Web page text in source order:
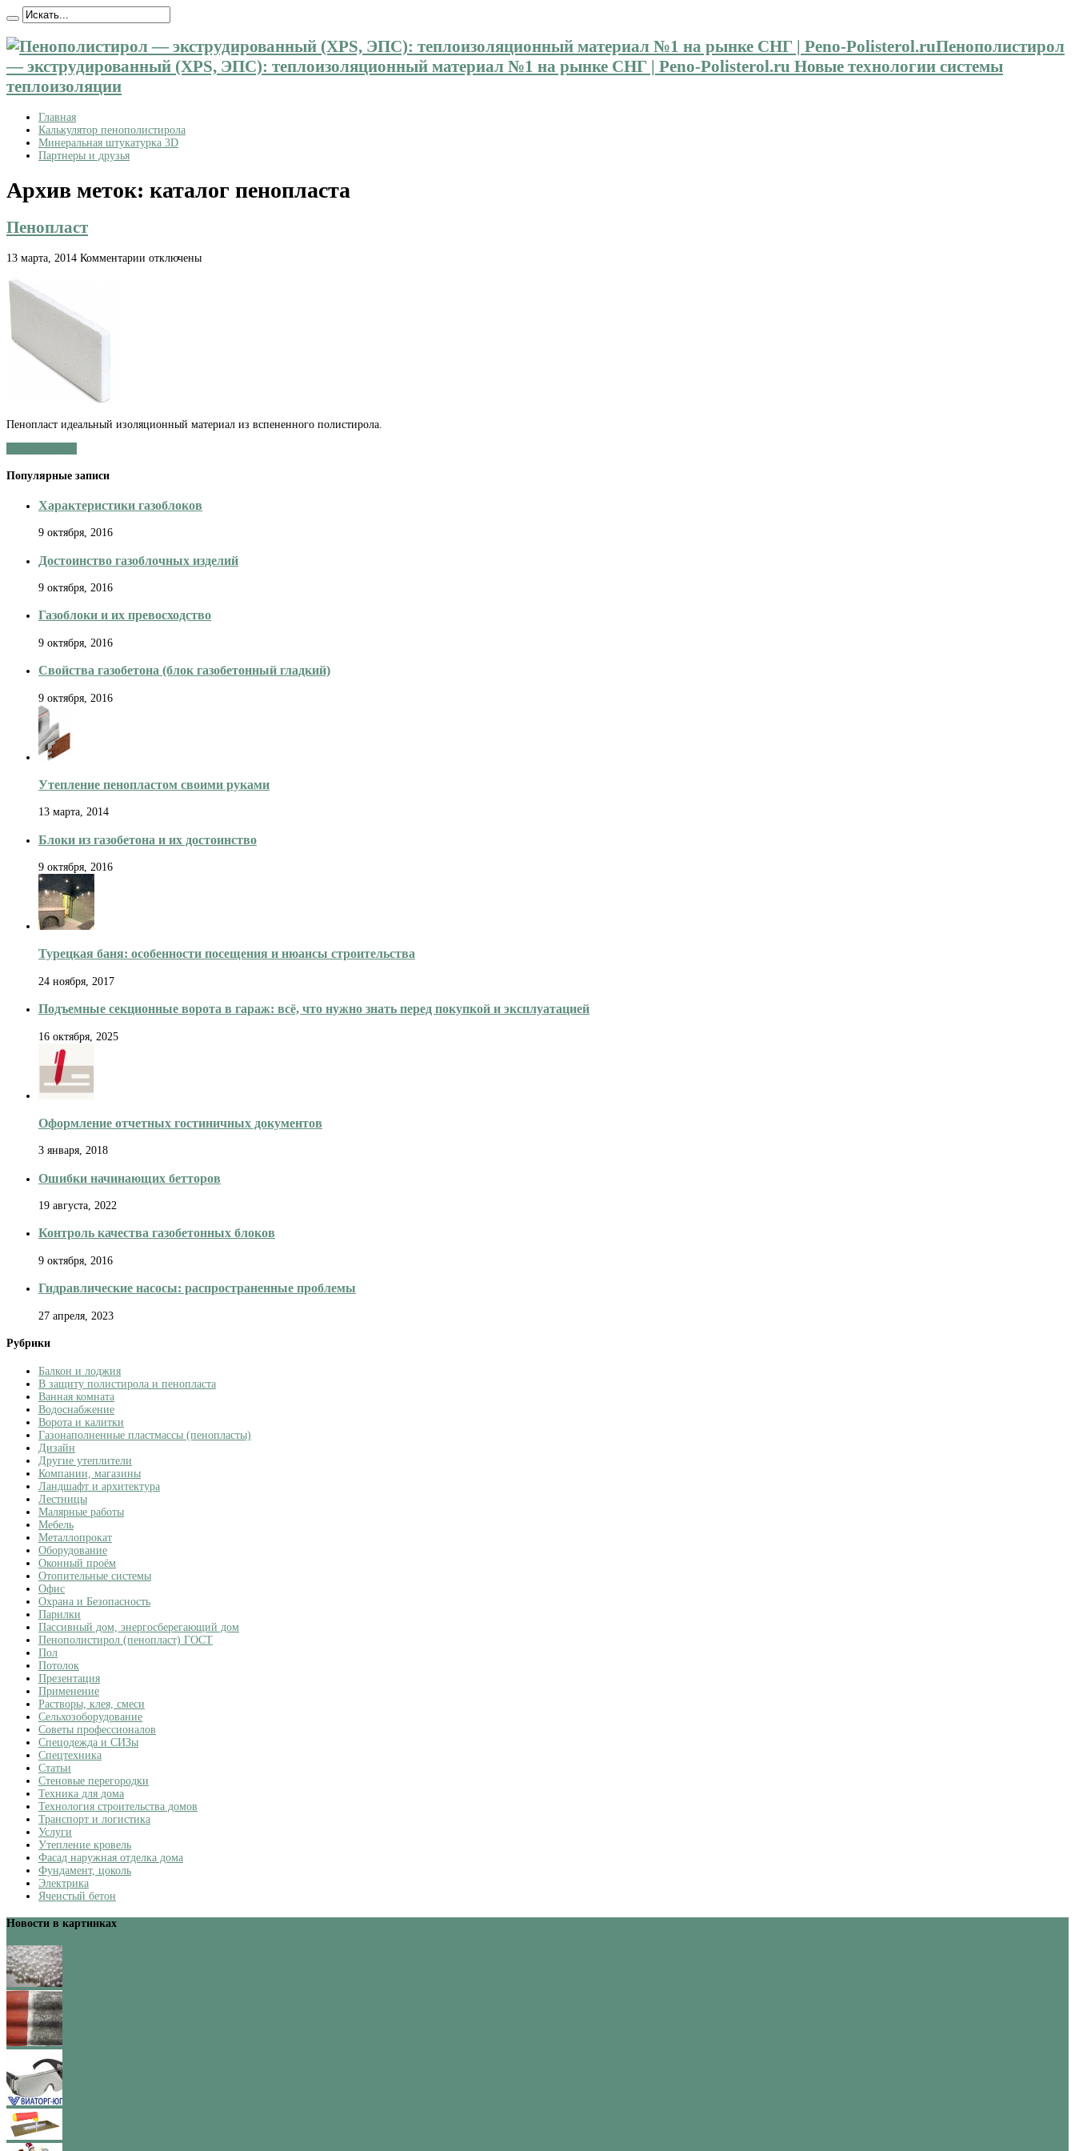
Пенополистирол
— экструдированный (XPS, ЭПС): теплоизоляционный материал №1 на рынке СНГ | Peno-Polisterol.ru Новые технологии системы
теплоизоляции
Главная
Калькулятор пенополистирола
Минеральная штукатурка 3D
Партнеры и друзья
Архив меток: каталог пенопласта
Пенопласт
13 марта, 2014 Комментарии котключены
Пенопласт идеальный изоляционный материал из вспененного полистирола.
Популярные записи
Характеристики газоблоков
9 октября, 2016
Достоинство газоблочных изделий
9 октября, 2016
Газоблоки и их превосходство
9 октября, 2016
Свойства газобетона (блок газобетонный гладкий)
9 октября, 2016
Утепление пенопластом своими руками
13 марта, 2014
Блоки из газобетона и их достоинство
9 октября, 2016
Турецкая баня: особенности посещения и нюансы строительства
24 ноября, 2017
Подъемные секционные ворота в гараж: всё, что нужно знать перед покупкой и эксплуатацией
16 октября, 2025
Оформление отчетных гостиничных документов
3 января, 2018
Ошибки начинающих бетторов
19 августа, 2022
Контроль качества газобетонных блоков
9 октября, 2016
Гидравлические насосы: распространенные проблемы
27 апреля, 2023
Рубрики
Балкон и лоджия
В защиту полистирола и пенопласта
Ванная комната
Водоснабжение
Ворота и калитки
Газонаполненные пластмассы (пенопласты)
Дизайн
Другие утеплители
Компании, магазины
Ландшафт и архитектура
Лестницы
Малярные работы
Мебель
Металлопрокат
Оборудование
Оконный проём
Отопительные системы
Офис
Охрана и Безопасность
Парилки
Пассивный дом, энергосберегающий дом
Пенополистирол (пенопласт) ГОСТ
Пол
Потолок
Презентация
Применение
Растворы, клея, смеси
Сельхозоборудование
Советы профессионалов
Спецодежда и СИЗы
Спецтехника
Статьи
Стеновые перегородки
Техника для дома
Технология строительства домов
Транспорт и логистика
Услуги
Утепление кровель
Фасад наружная отделка дома
Фундамент, цоколь
Электрика
Ячеистый бетон
Новости в картинках